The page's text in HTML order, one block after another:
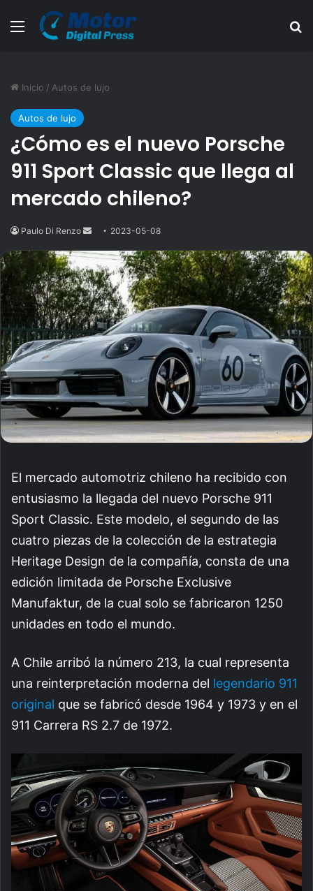
Menú
Inicio / Autos de lujo
Autos de lujo
¿Cómo es el nuevo Porsche
911 Sport Classic que llega al
mercado chileno?
Paulo Di Renzo
Send
email
2023-05-08
El mercado automotriz chileno ha recibido con
entusiasmo la llegada del nuevo Porsche 911
Sport Classic. Este modelo, el segundo de las
cuatro piezas de la colección de la estrategia
Heritage Design de la compañía, consta de una
edición limitada de Porsche Exclusive
Manufaktur, de la cual solo se fabricaron 1250
unidades en todo el mundo.
A Chile arribó la número 213, la cual representa
una reinterpretación moderna del legendario 911
original que se fabricó desde 1964 y 1973 y en el
911 Carrera RS 2.7 de 1972.